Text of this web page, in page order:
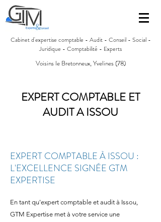
Cabinet d'expertise comptable - Audit - Conseil - Social -
Juridique - Comptabilité - Experts
Voisins le Bretonneux, Yvelines (78)
EXPERT COMPTABLE ET
AUDIT A ISSOU
EXPERT COMPTABLE À ISSOU :
L'EXCELLENCE SIGNÉE GTM
EXPERTISE
En tant qu'expert comptable et audit à Issou,
GTM Expertise met à votre service une